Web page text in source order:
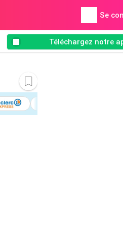
Se
Téléchargez notre